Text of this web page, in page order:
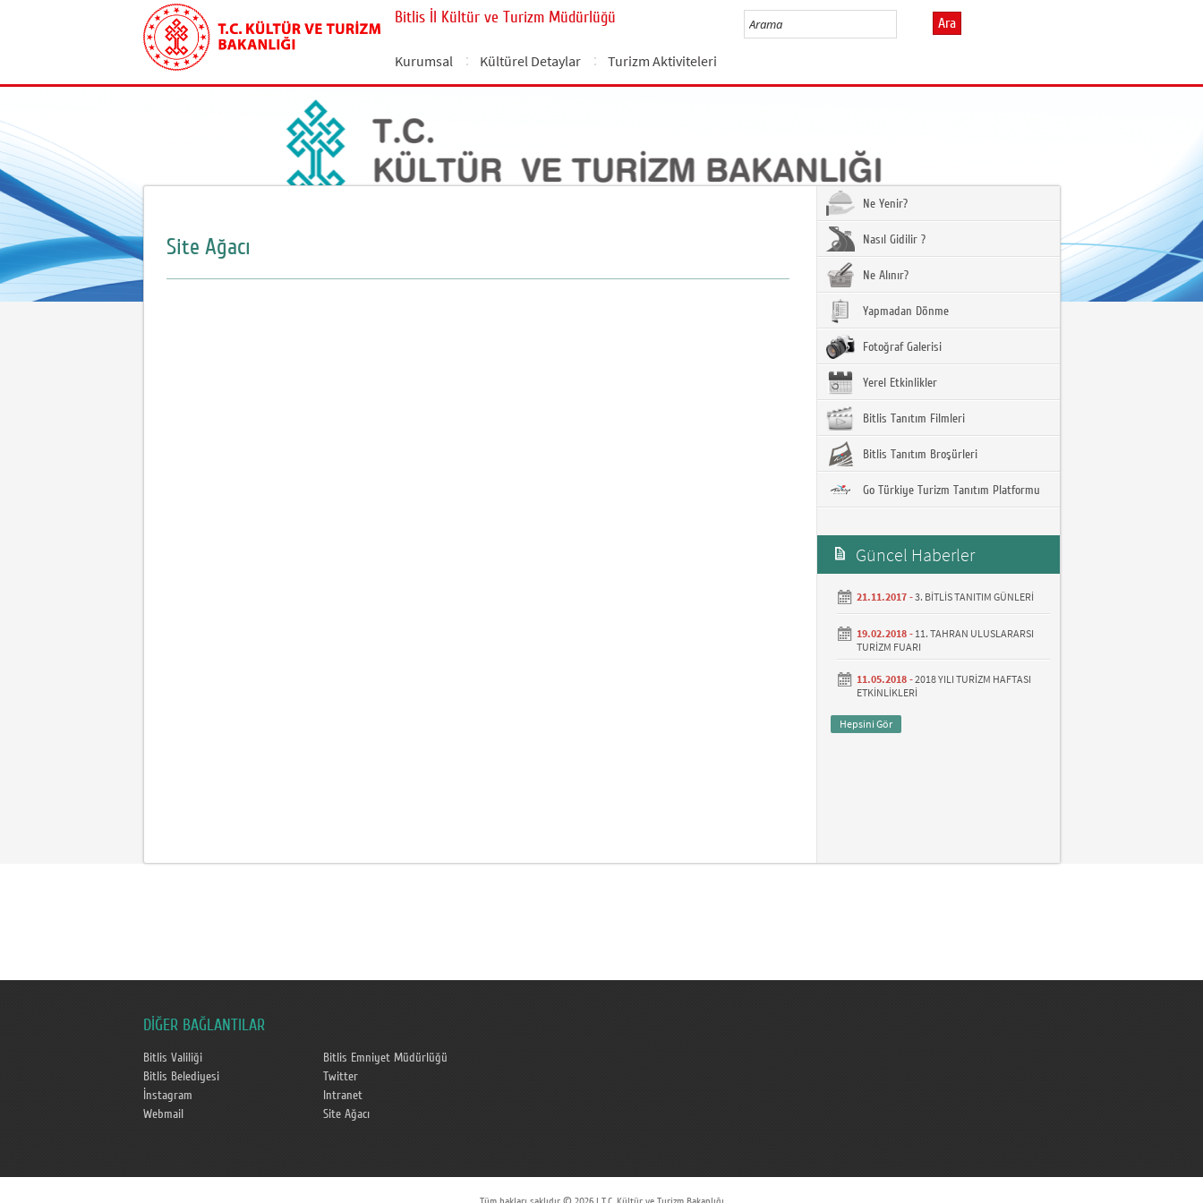
Bitlis İl Kültür ve Turizm Müdürlüğü Ara
Kurumsal Kültürel Detaylar Turizm Aktiviteleri
Site Ağacı
Ne Yenir?
Nasıl Gidilir ?
Ne Alınır?
Yapmadan Dönme
Fotoğraf Galerisi
Yerel Etkinlikler
Bitlis Tanıtım Filmleri
Bitlis Tanıtım Broşürleri
Go Türkiye Turizm Tanıtım Platformu
Güncel Haberler
21.11.2017 -3. BİTLİS TANITIM GÜNLERİ
19.02.2018 - 11. TAHRAN ULUSLARARSI
TURİZM FUARI
11.05.2018 -2018 YILI TURİZM HAFTASI
ETKİNLİKLERİ
Hepsini Gör
DİĞER BAĞLANTILAR
Bitlis Valiliği
Bitlis Emniyet Müdürlüğü
Bitlis Belediyesi
Twitter
İnstagram
Intranet
Webmail
Site Ağacı